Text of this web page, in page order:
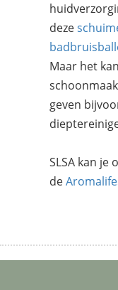
deze
Maar het
geven
SLSA kan je
de